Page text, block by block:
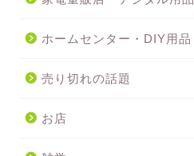
ホームセンター・DIY用品
売り切れの話題
お店